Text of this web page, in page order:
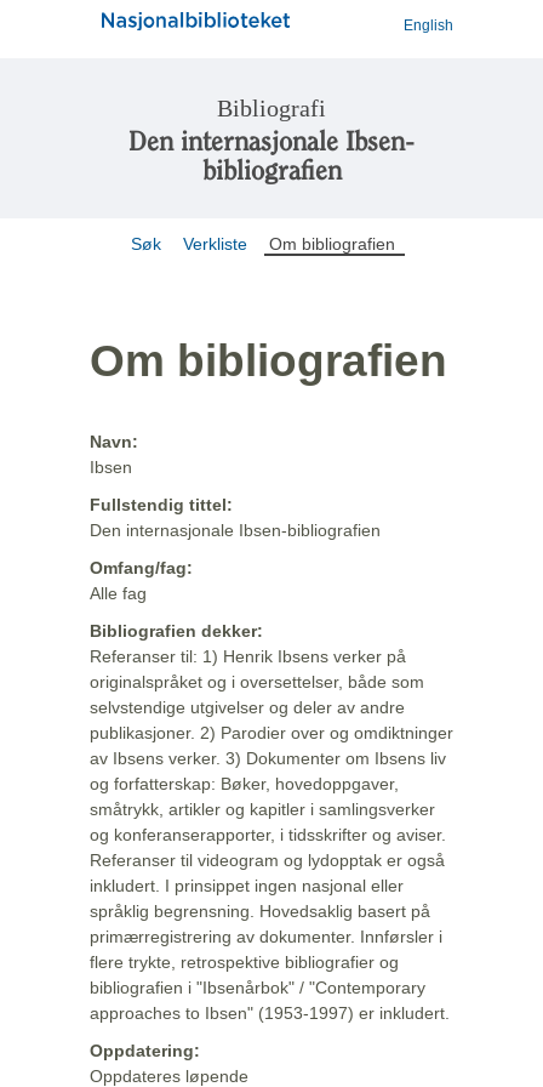
English
Bibliografi
Den internasjonale Ibsen-
bibliografien
Søk Verkliste Om bibliografien
Om bibliografien
Navn:
Ibsen
Fullstendig tittel:
Den internasjonale Ibsen-bibliografien
Omfang/fag:
Alle fag
Bibliografien dekker:
Referanser til: 1) Henrik Ibsens verker på
originalspråket og i oversettelser, både som
selvstendige utgivelser og deler av andre
publikasjoner. 2) Parodier over og omdiktninger
av Ibsens verker. 3) Dokumenter om Ibsens liv
og forfatterskap: Bøker, hovedoppgaver,
småtrykk, artikler og kapitler i samlingsverker
og konferanserapporter, i tidsskrifter og aviser.
Referanser til videogram og lydopptak er også
inkludert. I prinsippet ingen nasjonal eller
språklig begrensning. Hovedsaklig basert på
primærregistrering av dokumenter. Innførsler i
flere trykte, retrospektive bibliografier og
bibliografien i "Ibsenårbok" / "Contemporary
approaches to Ibsen" (1953-1997) er inkludert.
Oppdatering:
Oppdateres løpende